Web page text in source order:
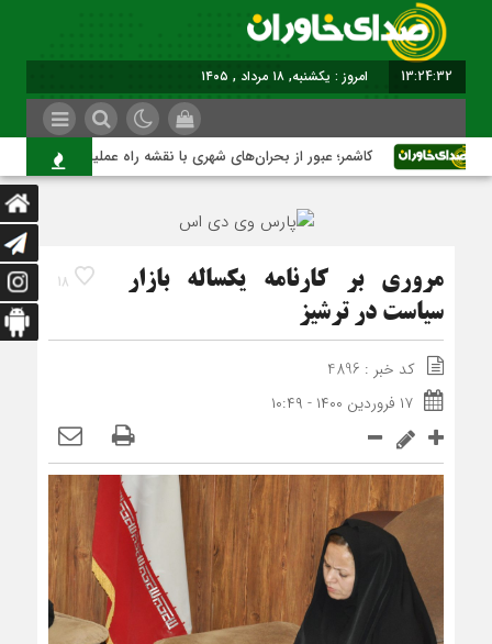
13:24:32 امروز : یکشنبه, ۱۸ مرداد , ۱۴۰۵
کاشمر؛ عبور از بحران‌های شهری با نقشه راه عملیاتی
18
مروری بر کارنامه یکساله بازار
سیاست در ترشیز
کد خبر : 4896
۱۷ فروردین ۱۴۰۰ - ۱۰:۴۹